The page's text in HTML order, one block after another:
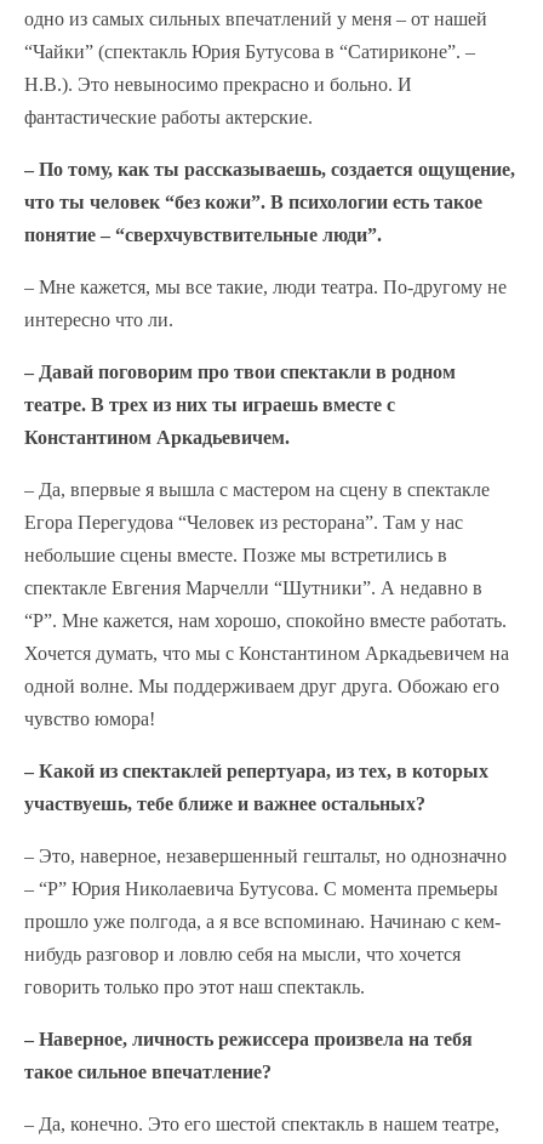
одно из самых сильных впечатлений у меня – от нашей
“Чайки” (спектакль Юрия Бутусова в “Сатириконе”. –
Н.В.). Это невыносимо прекрасно и больно. И
фантастические работы актерские.
– По тому, как ты рассказываешь, создается ощущение,
что ты человек “без кожи”. В психологии есть такое
понятие – “сверхчувствительные люди”.
– Мне кажется, мы все такие, люди театра. По-другому не
интересно что ли.
– Давай поговорим про твои спектакли в родном
театре. В трех из них ты играешь вместе с
Константином Аркадьевичем.
– Да, впервые я вышла с мастером на сцену в спектакле
Егора Перегудова “Человек из ресторана”. Там у нас
небольшие сцены вместе. Позже мы встретились в
спектакле Евгения Марчелли “Шутники”. А недавно в
“Р”. Мне кажется, нам хорошо, спокойно вместе работать.
Хочется думать, что мы с Константином Аркадьевичем на
одной волне. Мы поддерживаем друг друга. Обожаю его
чувство юмора!
– Какой из спектаклей репертуара, из тех, в которых
участвуешь, тебе ближе и важнее остальных?
– Это, наверное, незавершенный гештальт, но однозначно
– “Р” Юрия Николаевича Бутусова. С момента премьеры
прошло уже полгода, а я все вспоминаю. Начинаю с кем-
нибудь разговор и ловлю себя на мысли, что хочется
говорить только про этот наш спектакль.
– Наверное, личность режиссера произвела на тебя
такое сильное впечатление?
– Да, конечно. Это его шестой спектакль в нашем театре,